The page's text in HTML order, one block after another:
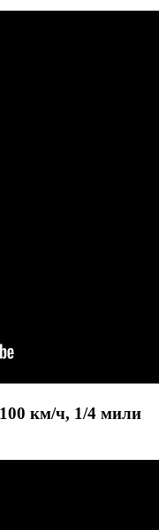
км/ч, 1/4 мили